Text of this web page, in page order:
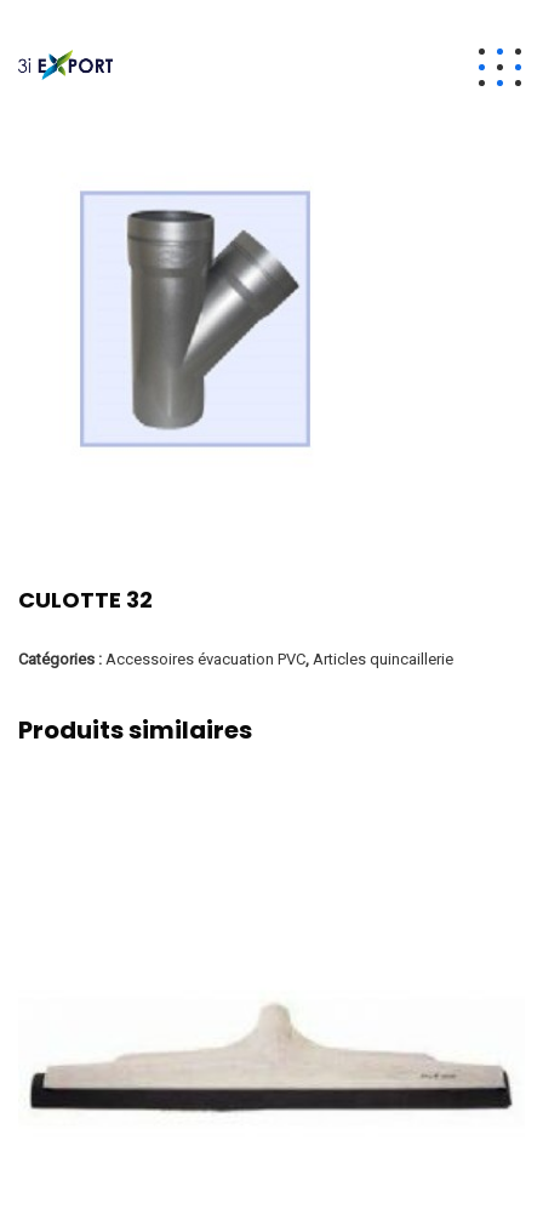
CULOTTE 32
Catégories : Accessoires évacuation PVC, Articles quincaillerie
Produits similaires